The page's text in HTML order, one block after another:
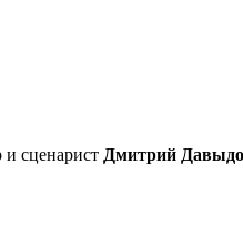
и сценарист Дмитрий